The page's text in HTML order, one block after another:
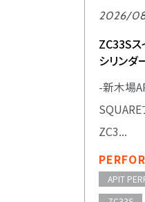
2026/
ZC33Sス
シリンダ
-新木場
SQUARE
ZC3...
APIT